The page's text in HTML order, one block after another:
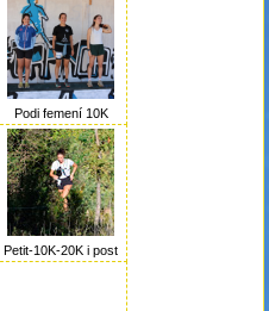
Podi femení 10K
Petit-10K-20K i post